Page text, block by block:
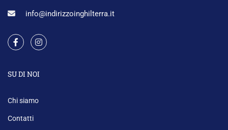
info@indirizzoinghilterra.it
SU DI NOI
Chi siamo
Contatti